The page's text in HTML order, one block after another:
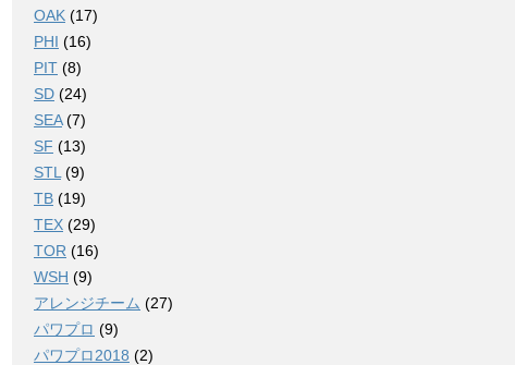
OAK (17)
PHI (16)
PIT (8)
SD (24)
SEA(7)
SF (13)
STL (9)
TB (19)
TEX (29)
TOR (16)
WSH (9)
アレンジチーム (27)
パワプロ (9)
パワプロ2018 (2)